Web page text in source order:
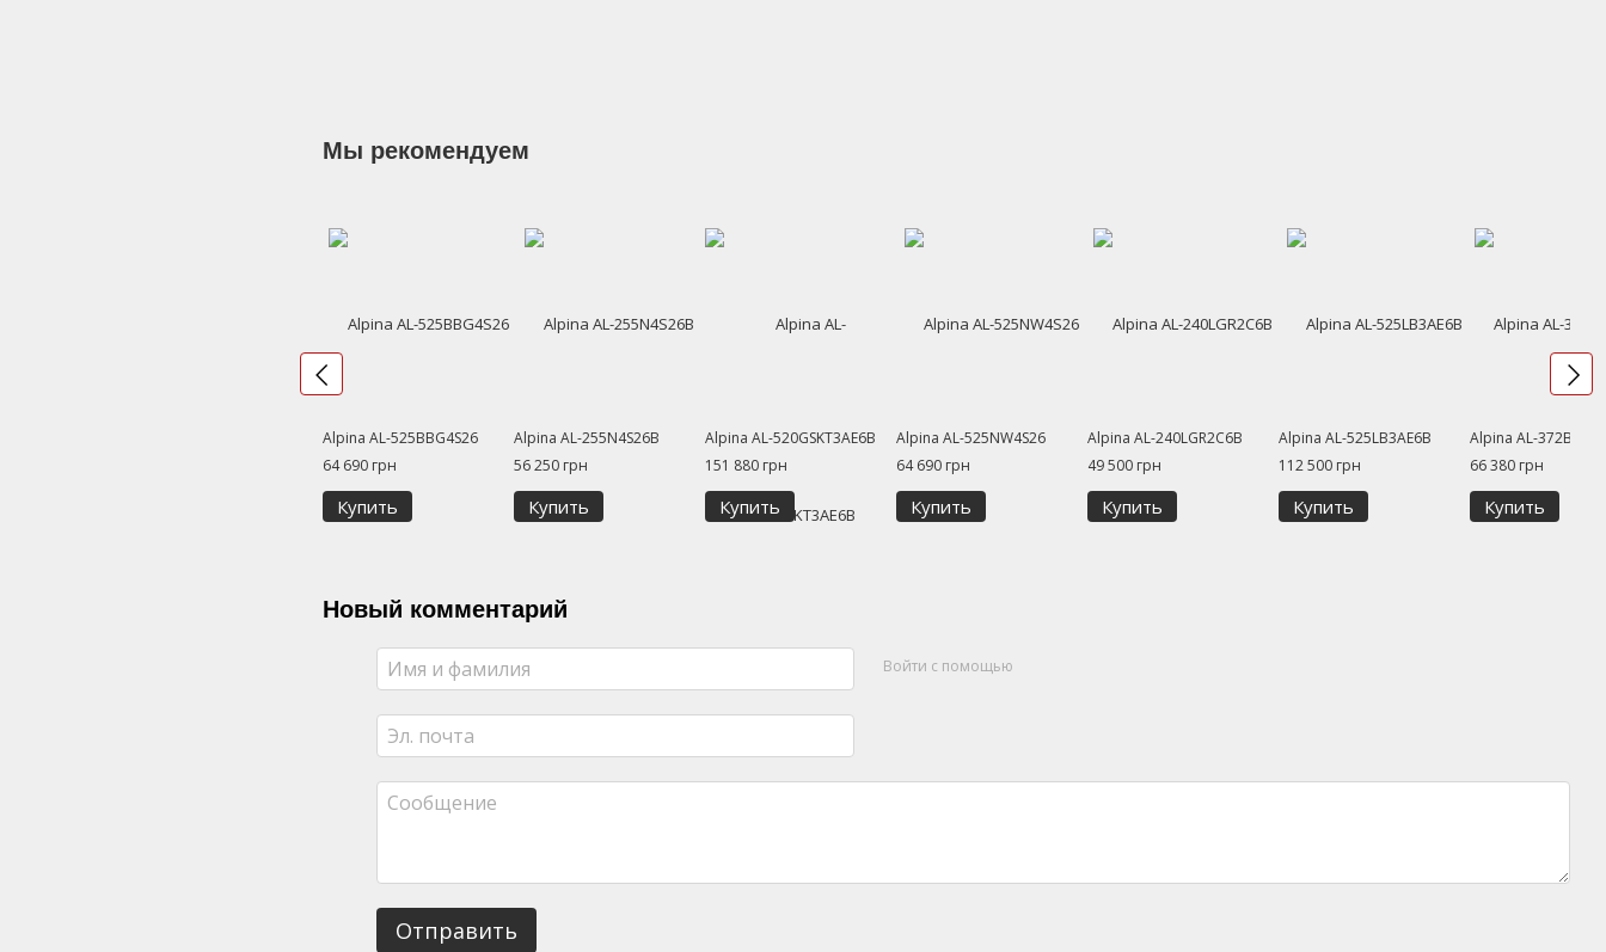
Мы рекомендуем
Alpina AL-525BBG4S26
64 690 грн
Купить
Alpina AL-255N4S26B
56 250 грн
Купить
Alpina AL-520GSKT3AE6B
151 880 грн
Купить
Alpina AL-525NW4S26
64 690 грн
Купить
Alpina AL-240LGR2C6B
49 500 грн
Купить
Alpina AL-525LB3AE6B
112 500 грн
Купить
Alpina AL-
66 380 грн
Купить
Новый комментарий
Войти с помощью
Отправить